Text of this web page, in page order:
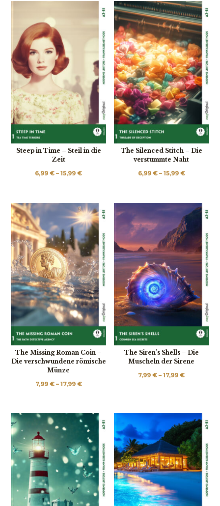
Steep in Time – Steil in die
Zeit
6,99€ – 15,99€Price
through
15,99 €
The Silenced Stitch – Die
verstummte Naht
6,99 € – 15,99 €Price
through
15,99 €
The Missing Roman Coin –
Die verschwundene römische
Münze
7,99 € – 17,99 €Price
through
17,99 €
The Siren’s Shells – Die
Muscheln der Sirene
7,99€ – 17,99€Price
through
17,99 €